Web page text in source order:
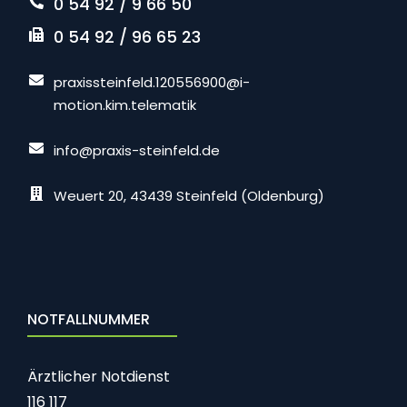
0 54 92 / 96 65 23
praxissteinfeld.120556900@i-
motion.kim.telematik
info@praxis-steinfeld.de
Weuert 20, 43439 Steinfeld (Oldenburg)
NOTFALLNUMMER
Ärztlicher Notdienst
116 117